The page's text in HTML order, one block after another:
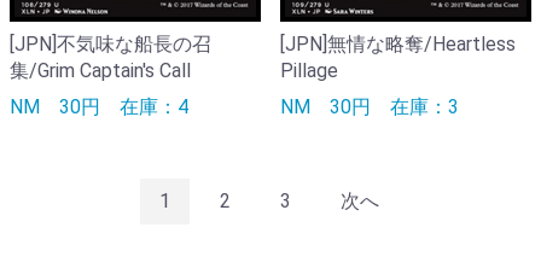
[JPN]不気味な船長の召
集/Grim Captain's Call
NM 30円 在庫：4
[JPN]無情な略奪/Heartless
Pillage
NM 30円 在庫：3
1 2 3 次へ